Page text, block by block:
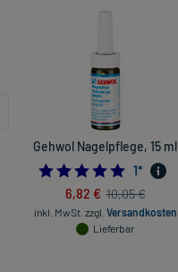
Gehwol Nagelpflege, 15 ml
5.0
1*
6,82 € 10,05 €
inkl. MwSt. zzgl. Versandkosten
Lieferbar